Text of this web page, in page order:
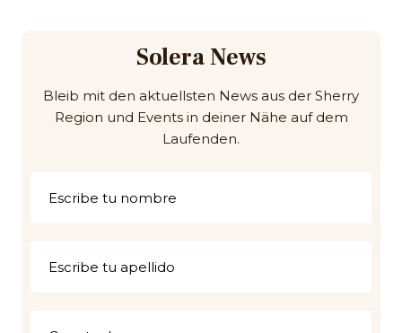
Solera News
Bleib mit den aktuellsten News aus der Sherry
Region und Events in deiner Nähe auf dem
Laufenden.